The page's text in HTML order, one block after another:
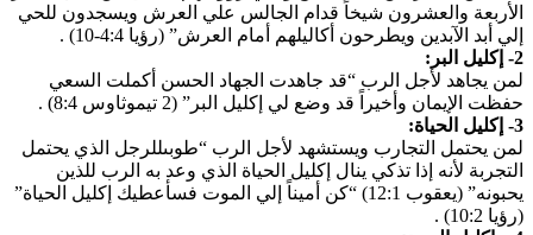
الأربعة والعشرون شيخاً قدام الجالس علي العرش ويسجدون للحي
إلي أبد الآبدين ويطرحون أكاليلهم أمام العرش” (رؤيا 4:4-10) .
2- إكليل البر:
لمن يجاهد لأجل الرب “قد جاهدت الجهاد الحسن أكملت السعي
حفظت الإيمان وأخيراً قد وضع لي إكليل البر” (2 تيموثاوس 8:4) .
3- إكليل الحياة:
لمن يحتمل التجارب ويستشهد لأجل الرب “طوبىللرجل الذي يحتمل
التجربة لأنه إذا تذكي ينال إكليل الحياة الذي وعد به الرب للذين
يحبونه” (يعقوب 12:1) “كن أميناً إلي الموت فسأعطيك إكليل الحياة”
(رؤيا 10:2) .